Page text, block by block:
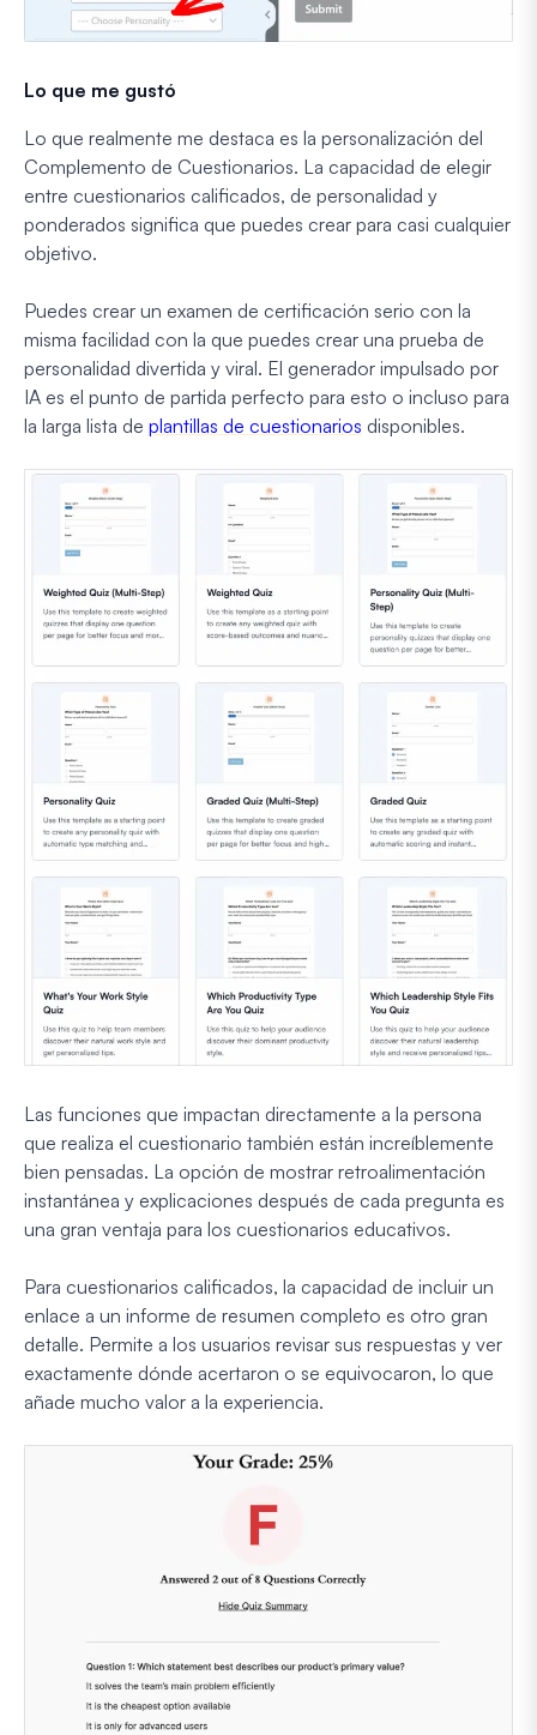
Lo que me gustó
Lo que realmente me destaca es la personalización del
Complemento de Cuestionarios. La capacidad de elegir
entre cuestionarios calificados, de personalidad y
ponderados significa que puedes crear para casi cualquier
objetivo.
Puedes crear un examen de certificación serio con la
misma facilidad con la que puedes crear una prueba de
personalidad divertida y viral. El generador impulsado por
IA es el punto de partida perfecto para esto o incluso para
la larga lista de plantillas de cuestionarios disponibles.
Las funciones que impactan directamente a la persona
que realiza el cuestionario también están increíblemente
bien pensadas. La opción de mostrar retroalimentación
instantánea y explicaciones después de cada pregunta es
una gran ventaja para los cuestionarios educativos.
Para cuestionarios calificados, la capacidad de incluir un
enlace a un informe de resumen completo es otro gran
detalle. Permite a los usuarios revisar sus respuestas y ver
exactamente dónde acertaron o se equivocaron, lo que
añade mucho valor a la experiencia.